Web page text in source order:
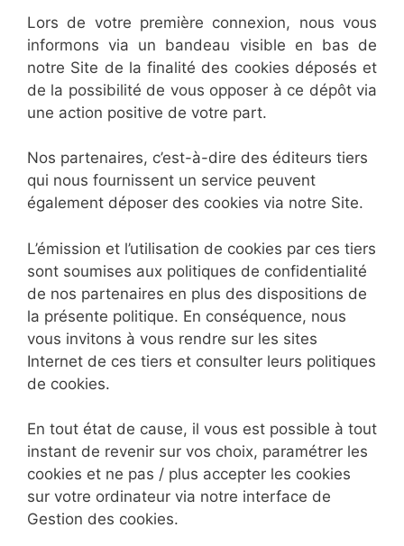
Lors de votre première connexion, nous vous
informons via un bandeau visible en bas de
notre Site de la finalité des cookies déposés et
de la possibilité de vous opposer à ce dépôt via
une action positive de votre part.
Nos partenaires, c’est-à-dire des éditeurs tiers
qui nous fournissent un service peuvent
également déposer des cookies via notre Site.
L’émission et l’utilisation de cookies par ces tiers
sont soumises aux politiques de confidentialité
de nos partenaires en plus des dispositions de
la présente politique. En conséquence, nous
vous invitons à vous rendre sur les sites
Internet de ces tiers et consulter leurs politiques
de cookies.
En tout état de cause, il vous est possible à tout
instant de revenir sur vos choix, paramétrer les
cookies et ne pas / plus accepter les cookies
sur votre ordinateur via notre interface de
Gestion des cookies.